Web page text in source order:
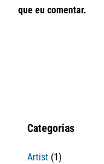
que eu comentar.
Categorias
Artist (1)